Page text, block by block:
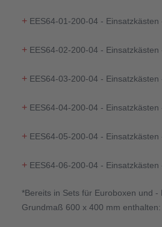
+EES64-01-200-04 - Einsatzkästen
+EES64-02-200-04 - Einsatzkästen
+EES64-03-200-04 - Einsatzkästen
+EES64-04-200-04 - Einsatzkästen
+EES64-05-200-04 - Einsatzkästen
+EES64-06-200-04 - Einsatzkästen
*Bereits in Sets für Euroboxen und -
Grundmaß 600 x 400 mm enthalten: